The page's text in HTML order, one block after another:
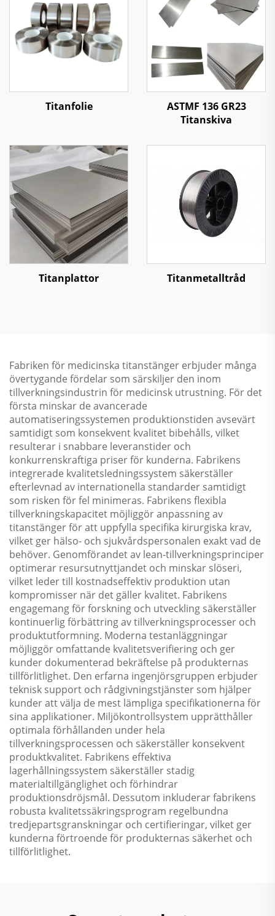
Titanfolie
ASTMF 136 GR23
Titanskiva
Titanplattor Titanmetalltråd
Fabriken för medicinska titanstänger erbjuder många
övertygande fördelar som särskiljer den inom
tillverkningsindustrin för medicinsk utrustning. För det
första minskar de avancerade
automatiseringssystemen produktionstiden avsevärt
samtidigt som konsekvent kvalitet bibehålls, vilket
resulterar i snabbare leveranstider och
konkurrenskraftiga priser för kunderna. Fabrikens
integrerade kvalitetsledningssystem säkerställer
efterlevnad av internationella standarder samtidigt
som risken för fel minimeras. Fabrikens flexibla
tillverkningskapacitet möjliggör anpassning av
titanstänger för att uppfylla specifika kirurgiska krav,
vilket ger hälso- och sjukvårdspersonalen exakt vad de
behöver. Genomförandet av lean-tillverkningsprinciper
optimerar resursutnyttjandet och minskar slöseri,
vilket leder till kostnadseffektiv produktion utan
kompromisser när det gäller kvalitet. Fabrikens
engagemang för forskning och utveckling säkerställer
kontinuerlig förbättring av tillverkningsprocesser och
produktutformning. Moderna testanläggningar
möjliggör omfattande kvalitetsverifiering och ger
kunder dokumenterad bekräftelse på produkternas
tillförlitlighet. Den erfarna ingenjörsgruppen erbjuder
teknisk support och rådgivningstjänster som hjälper
kunder att välja de mest lämpliga specifikationerna för
sina applikationer. Miljökontrollsystem upprätthåller
optimala förhållanden under hela
tillverkningsprocessen och säkerställer konsekvent
produktkvalitet. Fabrikens effektiva
lagerhållningssystem säkerställer stadig
materialtillgänglighet och förhindrar
produktionsdröjsmål. Dessutom inkluderar fabrikens
robusta kvalitetssäkringsprogram regelbundna
tredjepartsgranskningar och certifieringar, vilket ger
kunderna förtroende för produkternas säkerhet och
tillförlitlighet.